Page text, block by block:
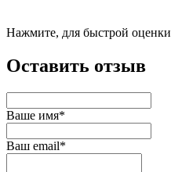
Нажмите, для быстрой оценки
Оставить отзыв
Ваше имя*
Ваш email*